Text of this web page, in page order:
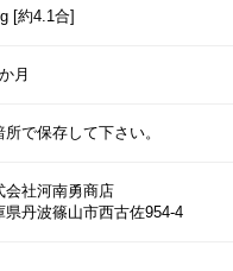
[約4.1合]
月
所で保存して下さい。
会社河南勇商店
県丹波篠山市西古佐954-4